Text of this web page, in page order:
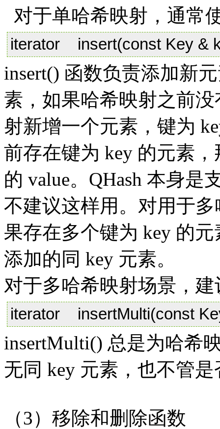
对于单哈希映射，通常
iterator insert(const Key &
insert() 函数负责添加新
素，如果哈希映射之前
射新增一个元素，键为
前存在键为 key 的元素
的 value。QHash 本身
不建议这样用。对用于
果存在多个键为 key 的
添加的同 key 元素。
对于多哈希映射场景，
iterator insertMulti(const
insertMulti() 总是为哈希
无同 key 元素，也不管
（3）移除和删除函数